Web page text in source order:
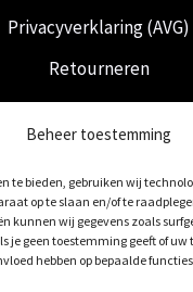
Beheer toestemming
te bieden, gebruiken wij
op te slaan en/of te
kunnen wij gegevens zoals
je geen toestemming geeft of
hebben op bepaalde
Privacyverklaring (AVG)
Retourneren
Verzending & Levering
Nederlandse Regalia